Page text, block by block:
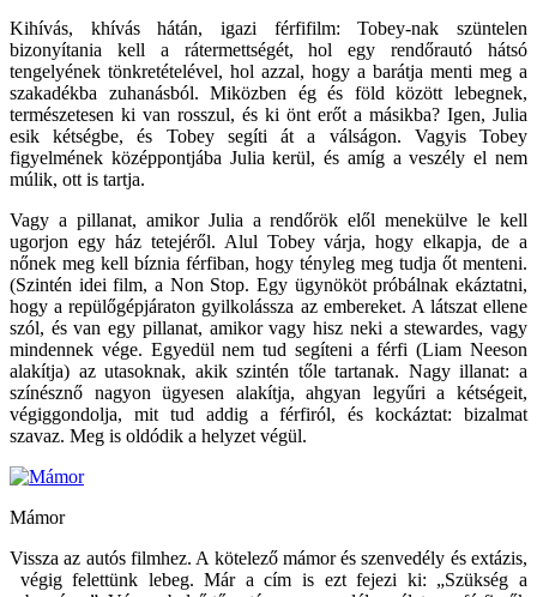
Kihívás, khívás hátán, igazi férfifilm: Tobey-nak szüntelen
bizonyítania kell a rátermettségét, hol egy rendőrautó hátsó
tengelyének tönkretételével, hol azzal, hogy a barátja menti meg a
szakadékba zuhanásból. Miközben ég és föld között lebegnek,
természetesen ki van rosszul, és ki önt erőt a másikba? Igen, Julia
esik kétségbe, és Tobey segíti át a válságon. Vagyis Tobey
figyelmének középpontjába Julia kerül, és amíg a veszély el nem
múlik, ott is tartja.
Vagy a pillanat, amikor Julia a rendőrök elől menekülve le kell
ugorjon egy ház tetejéről. Alul Tobey várja, hogy elkapja, de a
nőnek meg kell bíznia férfiban, hogy tényleg meg tudja őt menteni.
(Szintén idei film, a Non Stop. Egy ügynököt próbálnak ekáztatni,
hogy a repülőgépjáraton gyilkolássza az embereket. A látszat ellene
szól, és van egy pillanat, amikor vagy hisz neki a stewardes, vagy
mindennek vége. Egyedül nem tud segíteni a férfi (Liam Neeson
alakítja) az utasoknak, akik szintén tőle tartanak. Nagy illanat: a
színésznő nagyon ügyesen alakítja, ahgyan legyűri a kétségeit,
végiggondolja, mit tud addig a férfiról, és kockáztat: bizalmat
szavaz. Meg is oldódik a helyzet végül.
Mámor
Vissza az autós filmhez. A kötelező mámor és szenvedély és extázis,
végig felettünk lebeg. Már a cím is ezt fejezi ki: „Szükség a